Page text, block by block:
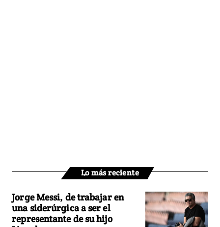
Lo más reciente
Jorge Messi, de trabajar en
una siderúrgica a ser el
representante de su hijo